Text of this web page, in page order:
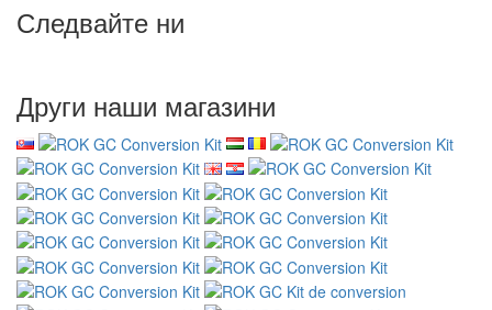
Следвайте ни
Други наши магазини